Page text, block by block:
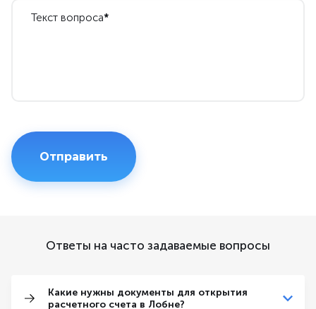
Текст вопроса*
Ответы на часто задаваемые вопросы
Какие нужны документы для открытия
расчетного счета в Лобне?